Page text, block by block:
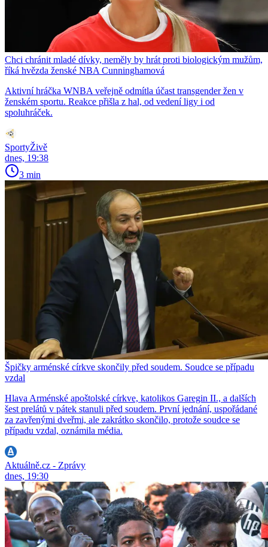
Chci chránit mladé dívky, neměly by hrát proti biologickým mužům,
říká hvězda ženské NBA Cunninghamová
Aktivní hráčka WNBA veřejně odmítla účast transgender žen v
ženském sportu. Reakce přišla z hal, od vedení ligy i od
spoluhráček.
SportyŽivě
dnes, 19:38
3 min
Špičky arménské církve skončily před soudem. Soudce se případu
vzdal
Hlava Arménské apoštolské církve, katolikos Garegin II., a dalších
šest prelátů v pátek stanuli před soudem. První jednání, uspořádané
za zavřenými dveřmi, ale zakrátko skončilo, protože soudce se
případu vzdal, oznámila média.
Aktuálně.cz - Zprávy
dnes, 19:30